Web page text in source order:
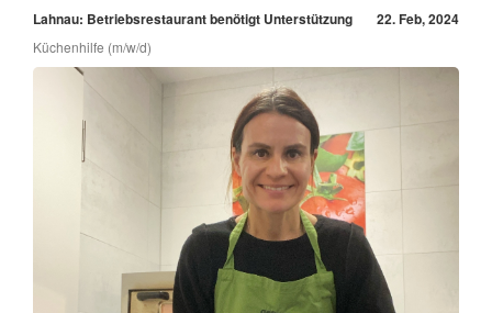
Lahnau: Betriebsrestaurant benötigt Unterstützung 22. Feb, 2024
Küchenhilfe (m/w/d)